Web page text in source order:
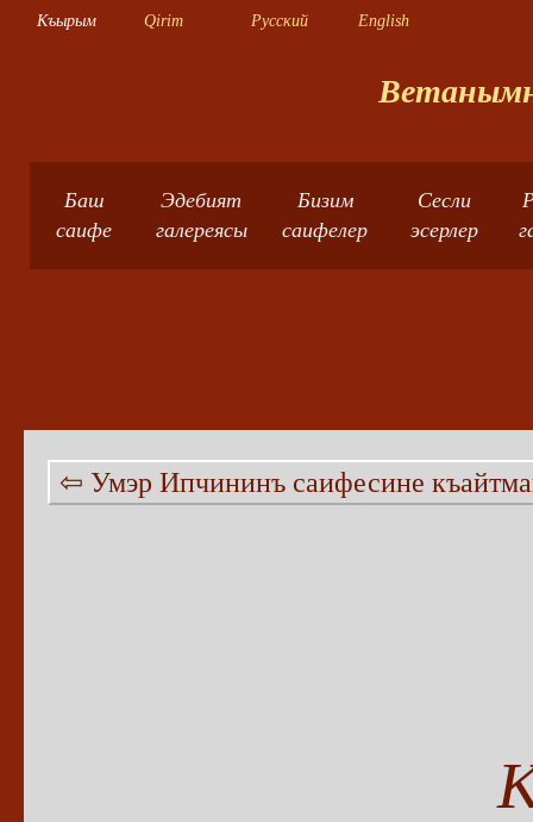
Къырым Qirim Русский English
Баш
саифе
Эдебият
галереясы
Бизим
саифелер
Сесли
эсерлер
⇦ Умэр Ипчининъ саифесине